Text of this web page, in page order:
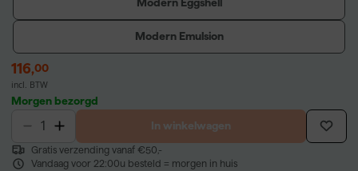
Modern Eggshell
Modern Emulsion
116,00
incl. BTW
Morgen bezorgd
In winkelwagen
Gratis verzending vanaf €50,-
Vandaag voor 22:00u besteld = morgen in huis